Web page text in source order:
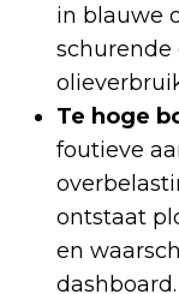
in blauwe
schurende
Te hoge
foutieve
ontstaat
en
dashboard.